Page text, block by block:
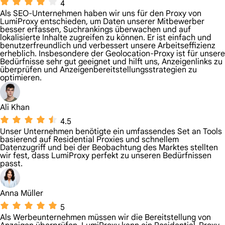
4
Als SEO-Unternehmen haben wir uns für den Proxy von
LumiProxy entschieden, um Daten unserer Mitbewerber
besser erfassen, Suchrankings überwachen und auf
lokalisierte Inhalte zugreifen zu können. Er ist einfach und
benutzerfreundlich und verbessert unsere Arbeitseffizienz
erheblich. Insbesondere der Geolocation-Proxy ist für unsere
Bedürfnisse sehr gut geeignet und hilft uns, Anzeigenlinks zu
überprüfen und Anzeigenbereitstellungsstrategien zu
optimieren.
Ali Khan
4.5
Unser Unternehmen benötigte ein umfassendes Set an Tools
basierend auf Residential Proxies und schnellem
Datenzugriff und bei der Beobachtung des Marktes stellten
wir fest, dass LumiProxy perfekt zu unseren Bedürfnissen
passt.
Anna Müller
5
Als Werbeunternehmen müssen wir die Bereitstellung von